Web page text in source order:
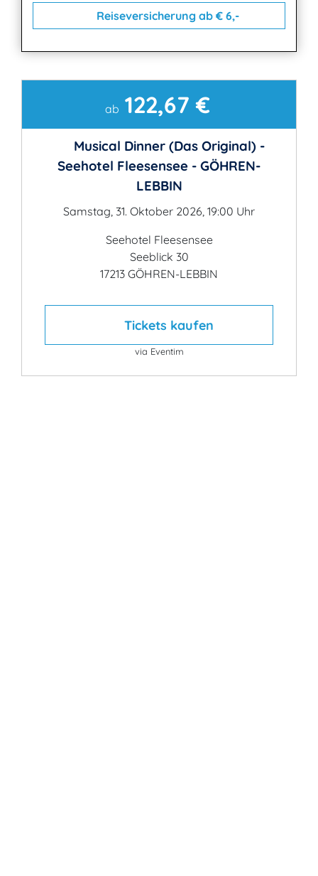
Reiseversicherung ab € 6,-
Kontaktab 122,67 €
Musical Dinner (Das Original) -
Seehotel Fleesensee - GÖHREN-
LEBBIN
Samstag, 31. Oktober 2026, 19:00 Uhr
Seehotel Fleesensee
Seeblick 30
17213 GÖHREN-LEBBIN
Tickets kaufen
via Eventim